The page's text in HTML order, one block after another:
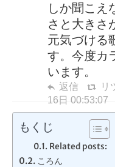
しか聞こえ
さと大きさ
元気づける
す。今度カ
います。
返信 リ
16日 00:53:07
もくじ
Related posts:
ころん